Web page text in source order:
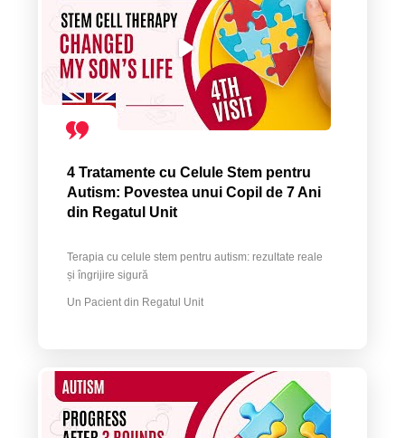
4 Tratamente cu Celule Stem pentru
Autism: Povestea unui Copil de 7 Ani
din Regatul Unit
Terapia cu celule stem pentru autism: rezultate reale
și îngrijire sigură
Un Pacient din Regatul Unit